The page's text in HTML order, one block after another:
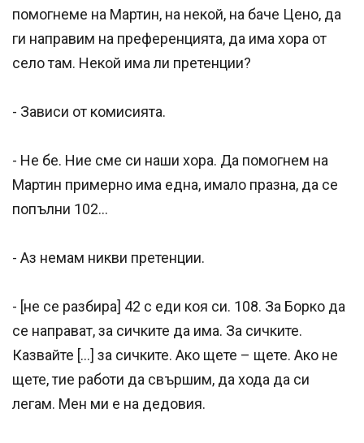
помогнеме на Мартин, на некой, на баче Цено, да
ги направим на преференцията, да има хора от
село там. Некой има ли претенции?
- Зависи от комисията.
- Не бе. Ние сме си наши хора. Да помогнем на
Мартин примерно има една, имало празна, да се
попълни 102…
- Аз немам никви претенции.
- [не се разбира] 42 с еди коя си. 108. За Борко да
се направат, за сичките да има. За сичките.
Казвайте […] за сичките. Ако щете – щете. Ако не
щете, тие работи да свършим, да хода да си
легам. Мен ми е на дедовия.